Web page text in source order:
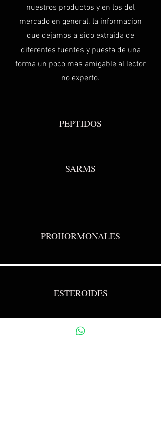
nuestros productos y en los del
mercado en general. la informacion
que dejamos a sido extraida de
diferentes fuentes y puesta de una
forma un poco mas amigable al lector
no experto.
PEPTIDOS
SARMS
PROHORMONALES
ESTEROIDES